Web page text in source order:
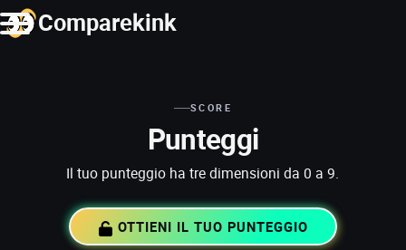
Comparekink
SCORE
Punteggi
Il tuo punteggio ha tre dimensioni da 0 a 9.
OTTIENI IL TUO PUNTEGGIO